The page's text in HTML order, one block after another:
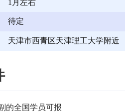
1月左右
待定
天津市西青区天津理工大学附近
的全国学员可报